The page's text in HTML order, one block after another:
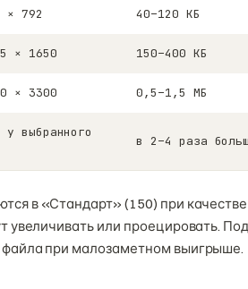
× 792 40–120 КБ
× 1650 150–400 КБ
× 3300 0,5–1,5 МБ
у выбранного
в 2–4 раза
в «Стандарт» (150) при
увеличивать или проецировать.
при малозаметном выигрыше.